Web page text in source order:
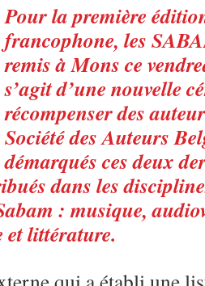
Pour la première
francophone, les
remis à Mons ce
s’agit d’une nouvelle
récompenser des
Société des Auteurs
démarqués ces deux
dans les
: musique,
et littérature.